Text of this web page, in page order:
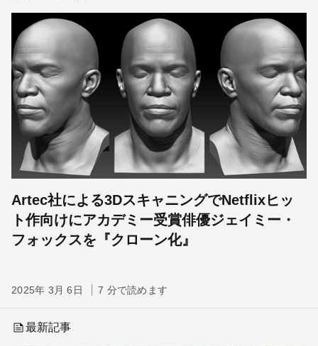
Artec社による3DスキャニングでNetflixヒッ
ト作向けにアカデミー受賞俳優ジェイミー・
フォックスを『クローン化』
2025年 3月 6日 7 分で読めます
最新記事